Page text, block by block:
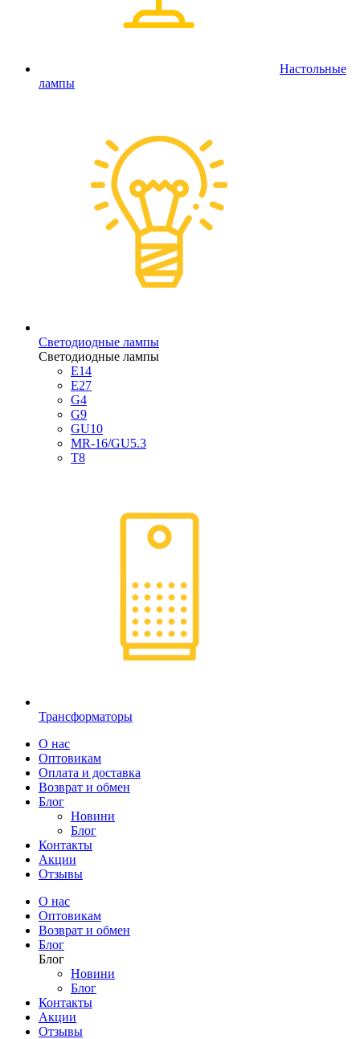
Настольные
лампы
Светодиодные лампы
Светодиодные лампы
E14
E27
G4
G9
GU10
MR-16/GU5.3
T8
Трансформаторы
О нас
Оптовикам
Оплата и доставка
Возврат и обмен
Блог
Новини
Блог
Контакты
Акции
Отзывы
О нас
Оптовикам
Возврат и обмен
Блог
Блог
Новини
Блог
Контакты
Акции
Отзывы